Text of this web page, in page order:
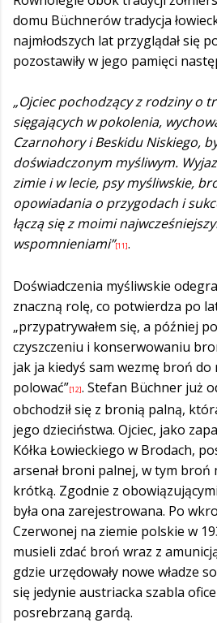
domu Büchnerów tradycja
najmłodszych lat przyglądał się
pozostawiły w jego pamięci
„Ojciec pochodzący z rodziny o
sięgających w pokolenia,
Czarnohory i Beskidu Niskiego,
doświadczonym myśliwym.
zimie i w lecie, psy myśliwskie,
opowiadania o przygodach i
łączą się z moimi
wspomnieniami”[11].
Doświadczenia myśliwskie
znaczną rolę, co potwierdza po
„przypatrywałem się, a później
czyszczeniu i konserwowaniu
jak ja kiedyś sam wezmę broń do
polować”[12]. Stefan Büchner już
obchodził się z bronią palną,
jego dzieciństwa. Ojciec, jako
Kółka Łowieckiego w Brodach,
arsenał broni palnej, w tym broń
krótką. Zgodnie z
była ona zarejestrowana. Po
Czerwonej na ziemie polskie w
musieli zdać broń wraz z
gdzie urzędowały nowe władze
się jedynie austriacka szabla
posrebrzaną gardą.